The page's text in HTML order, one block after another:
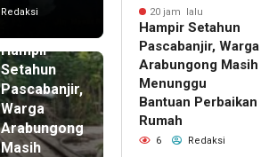
Redaksi
Hampir
Setahun
Pascabanjir,
Warga
Arabungong
Masih
20 jam lalu
Hampir Setahun
Pascabanjir, Warga
Arabungong Masih
Menunggu
Bantuan Perbaikan
Rumah
6 Redaksi